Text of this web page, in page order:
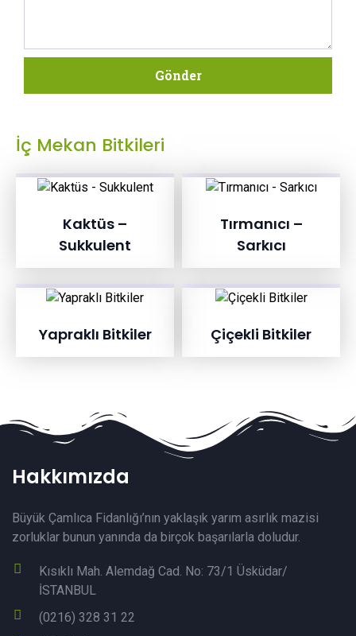
Gönder
İç Mekan Bitkileri
Kaktüs –
Sukkulent
Tırmanıcı –
Sarkıcı
Yapraklı Bitkiler Çiçekli Bitkiler
Hakkımızda
Büyük Çamlıca Fidanlığı’nın yaklaşık yarım asırlık mazisi
zorluklar bunun yanında da birçok başarılarla doludur.
Kısıklı Mah. Alemdağ Cad. No: 73/1 Üsküdar/
İSTANBUL
(0216) 328 31 22